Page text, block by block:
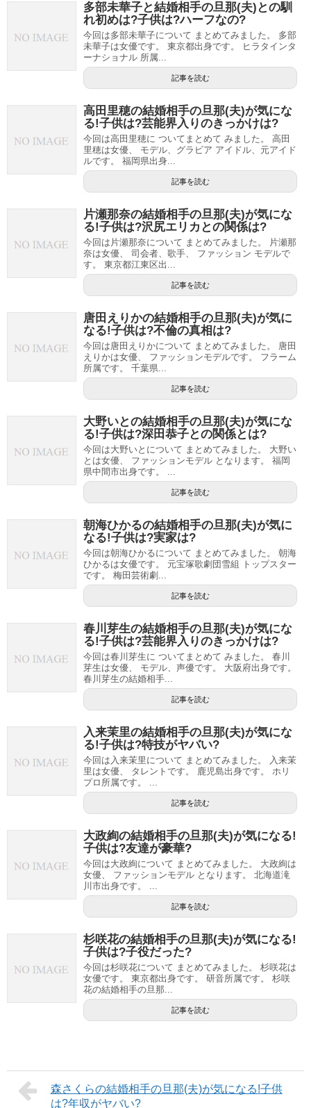
多部未華子と結婚相手の旦那(夫)との馴
れ初めは?子供は?ハーフなの?
今回は多部未華子について まとめてみました。 多部
未華子は女優です。 東京都出身です。 ヒラタインタ
ーナショナル 所属...
記事を読む
高田里穂の結婚相手の旦那(夫)が気にな
る!子供は?芸能界入りのきっかけは?
今回は高田里穂に ついてまとめて みました。 高田
里穂は女優、 モデル、グラビア アイドル、元アイド
ルです。 福岡県出身...
記事を読む
片瀬那奈の結婚相手の旦那(夫)が気にな
る!子供は?沢尻エリカとの関係は?
今回は片瀬那奈について まとめてみました。 片瀬那
奈は女優、 司会者、歌手、 ファッション モデルで
す。 東京都江東区出...
記事を読む
唐田えりかの結婚相手の旦那(夫)が気に
なる!子供は?不倫の真相は?
今回は唐田えりかについて まとめてみました。 唐田
えりかは女優、 ファッションモデルです。 フラーム
所属です。 千葉県...
記事を読む
大野いとの結婚相手の旦那(夫)が気にな
る!子供は?深田恭子との関係とは?
今回は大野いとについて まとめてみました。 大野い
とは女優、 ファッションモデル となります。 福岡
県中間市出身です。 ...
記事を読む
朝海ひかるの結婚相手の旦那(夫)が気に
なる!子供は?実家は?
今回は朝海ひかるについて まとめてみました。 朝海
ひかるは女優です。 元宝塚歌劇団雪組 トップスター
です。 梅田芸術劇...
記事を読む
春川芽生の結婚相手の旦那(夫)が気にな
る!子供は?芸能界入りのきっかけは?
今回は春川芽生に ついてまとめて みました。 春川
芽生は女優、 モデル、声優です。 大阪府出身です。
春川芽生の結婚相手...
記事を読む
入来茉里の結婚相手の旦那(夫)が気にな
る!子供は?特技がヤバい?
今回は入来茉里について まとめてみました。 入来茉
里は女優、 タレントです。 鹿児島出身です。 ホリ
プロ所属です。 ...
記事を読む
大政絢の結婚相手の旦那(夫)が気になる!
子供は?友達が豪華?
今回は大政絢について まとめてみました。 大政絢は
女優、 ファッションモデル となります。 北海道滝
川市出身です。 ...
記事を読む
杉咲花の結婚相手の旦那(夫)が気になる!
子供は?子役だった?
今回は杉咲花について まとめてみました。 杉咲花は
女優です。 東京都出身です。 研音所属です。 杉咲
花の結婚相手の旦那...
記事を読む
森さくらの結婚相手の旦那(夫)が気になる!子供
は?年収がヤバい?